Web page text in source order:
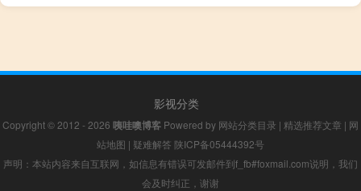
影视分类
Copyright © 2012 - 2026 咦哇噢博客 Powered by 网站分类目录 | 精选推荐文章 | 网
站地图 | 疑难解答 陕ICP备05444392号
声明：本站内容来自互联网，如信息有错误可发邮件到f_fb#foxmail.com说明，我们
会及时纠正，谢谢